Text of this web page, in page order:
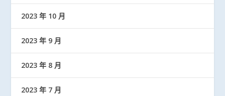
2023 年 10 月
2023 年 9 月
2023 年 8 月
2023 年 7 月